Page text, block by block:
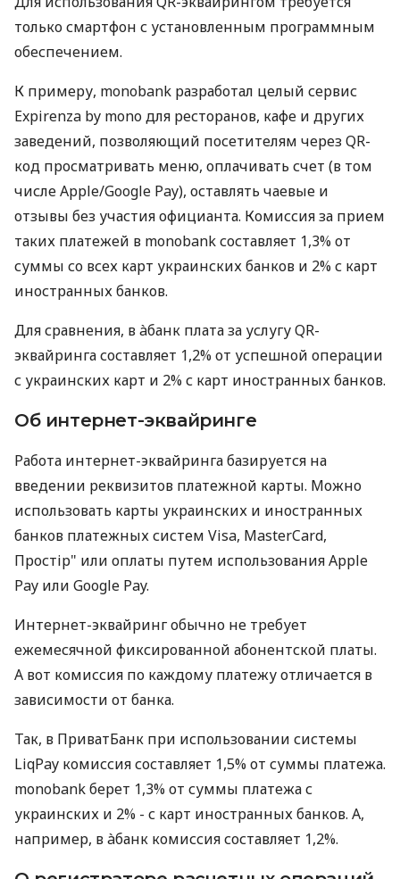
только смартфон с установленным программным
обеспечением.
К примеру, monobank разработал целый сервис
Expirenza by mono для ресторанов, кафе и других
заведений, позволяющий посетителям через QR-
код просматривать меню, оплачивать счет (в том
числе Apple/Google Pay), оставлять чаевые и
отзывы без участия официанта. Комиссия за прием
таких платежей в monobank составляет 1,3% от
суммы со всех карт украинских банков и 2% с карт
иностранных банков.
Для сравнения, в àбанк плата за услугу QR-
эквайринга составляет 1,2% от успешной операции
с украинских карт и 2% с карт иностранных банков.
Об интернет-эквайринге
Работа интернет-эквайринга базируется на
введении реквизитов платежной карты. Можно
использовать карты украинских и иностранных
банков платежных систем Visa, MasterCard,
Простір" или оплаты путем использования Apple
Pay или Google Pay.
Интернет-эквайринг обычно не требует
ежемесячной фиксированной абонентской платы.
А вот комиссия по каждому платежу отличается в
зависимости от банка.
Так, в ПриватБанк при использовании системы
LiqPay комиссия составляет 1,5% от суммы платежа.
monobank берет 1,3% от суммы платежа с
украинских и 2% - с карт иностранных банков. А,
например, в àбанк комиссия составляет 1,2%.